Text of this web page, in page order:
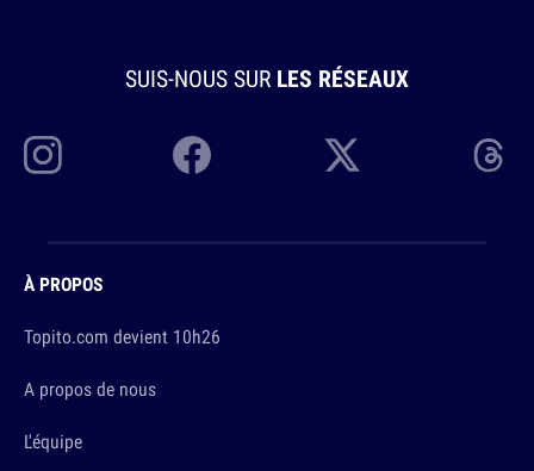
SUIS-NOUS SUR LES RÉSEAUX
À PROPOS
Topito.com devient 10h26
A propos de nous
L'équipe